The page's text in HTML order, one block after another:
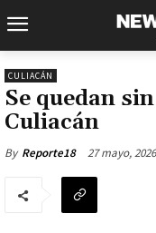
CULIACÁN
Se quedan
Culiacán
By Reporte18 27 mayo, 2026